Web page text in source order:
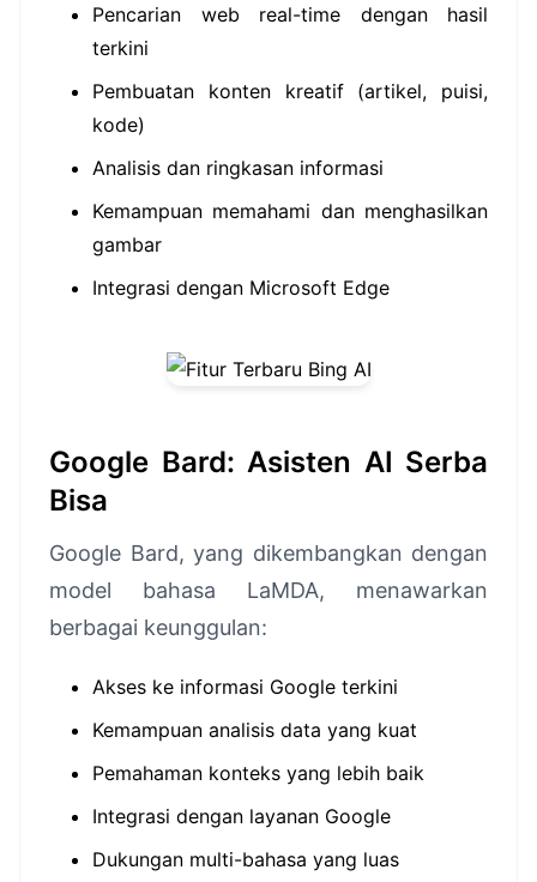
Pencarian web real-time dengan hasil
terkini
Pembuatan konten kreatif (artikel, puisi,
kode)
Analisis dan ringkasan informasi
Kemampuan memahami dan menghasilkan
gambar
Integrasi dengan Microsoft Edge
Google Bard: Asisten AI Serba
Bisa
Google Bard, yang dikembangkan dengan
model bahasa LaMDA, menawarkan
berbagai keunggulan:
Akses ke informasi Google terkini
Kemampuan analisis data yang kuat
Pemahaman konteks yang lebih baik
Integrasi dengan layanan Google
Dukungan multi-bahasa yang luas